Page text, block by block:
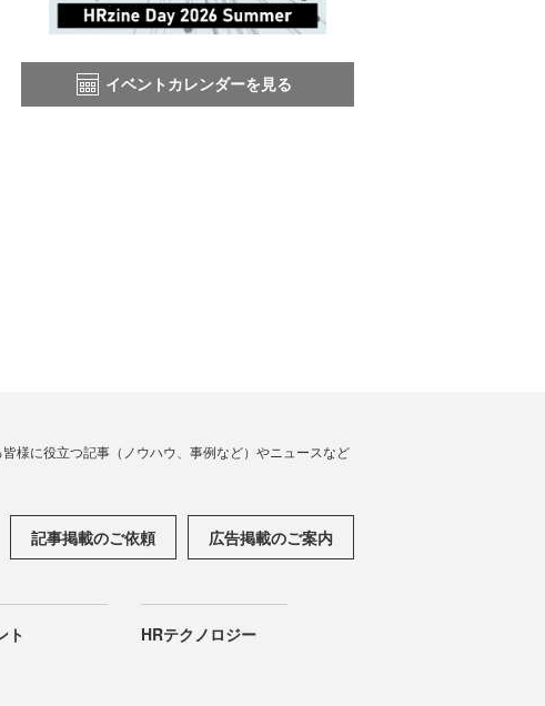
イベントカレンダーを見る
様に役立つ記事（ノウハウ、事例など）やニュースなど
記事掲載のご依頼 広告掲載のご案内
ト HRテクノロジー